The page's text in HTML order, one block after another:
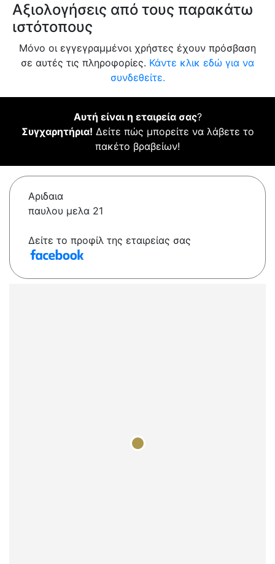
Αξιολογήσεις από τους παρακάτω
ιστότοπους
Μόνο οι εγγεγραμμένοι χρήστες έχουν πρόσβαση
σε αυτές τις πληροφορίες. Κάντε κλικ εδώ για να
συνδεθείτε.
Αυτή είναι η εταιρεία σας?
Συγχαρητήρια! Δείτε πώς μπορείτε να λάβετε το
πακέτο βραβείων!
Αριδαια
παυλου μελα 21
Δείτε το προφίλ της εταιρείας σας